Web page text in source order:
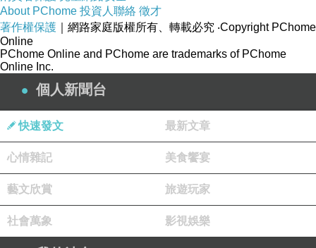
得足以醒腦的咖啡香氣，她還是百般無聊的滑動著沒有任何訊
息通知的手機頻幕，如果不是為了女人口中那該死的儀式感，
她是真的很想回到自己柔軟的被窩上，好好來場還算不上太過
奢侈的回籠覺。
頭來滿臉歉意又掩不住慌忙的模樣不知怎麼顯得有些可愛。
晨落晴難得打量起小川娜露比那高挑纖細的背影，在燈光
眼前的孩子如果被誰騙到深夜裡的酒吧走一遭，不僅會引
About PChome 投資人聯絡 徵才
著作權保護 ｜網路家庭版權所有、轉載必究 ‧Copyright PChome
Online
PChome Online and PChome are trademarks of PChome
Online Inc.
個人新聞台
快速發文 最新文章
心情雜記 美食饗宴
藝文欣賞 旅遊玩家
社會萬象 影視娛樂